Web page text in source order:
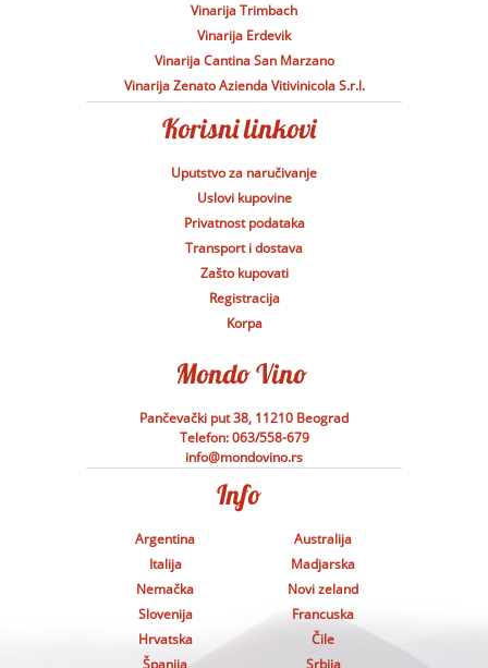
Vinarija Trimbach
Vinarija Erdevik
Vinarija Cantina San Marzano
Vinarija Zenato Azienda Vitivinicola S.r.l.
Uputstvo za naručivanje
Uslovi kupovine
Privatnost podataka
Transport i dostava
Zašto kupovati
Registracija
Korpa
Pančevački put 38, 11210 Beograd
Telefon:063/558-679
info@mondovino.rs
Argentina
Australija
Italija
Madjarska
Nemačka
Novi zeland
Slovenija
Francuska
Hrvatska
Čile
Španija
Srbija